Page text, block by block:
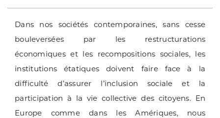
Dans nos sociétés contemporaines, sans cesse
bouleversées par les restructurations
économiques et les recompositions sociales, les
institutions étatiques doivent faire face à la
difficulté d’assurer l’inclusion sociale et la
participation à la vie collective des citoyens. En
Europe comme dans les Amériques, nous